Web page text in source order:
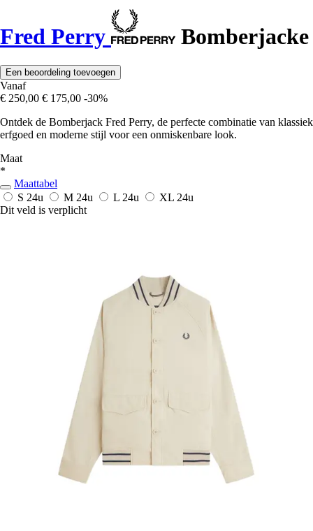
Fred Perry Bomberjacke
Een beoordeling toevoegen
Vanaf
€ 250,00 € 175,00 -30%
Ontdek de Bomberjack Fred Perry, de perfecte combinatie van klassiek
erfgoed en moderne stijl voor een onmiskenbare look.
Maat
*
Maattabel
S 24u M 24u L 24u XL 24u
Dit veld is verplicht